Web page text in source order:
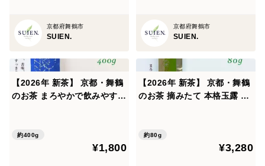
日常に、少しだけ特別な一杯を。
京都府舞鶴市
SUIEN.
京都府舞鶴市
SUIEN.
【2026年 新茶】 京都・舞鶴
のお茶 まろやかで飲みやすい
約400g
¥1,800
【2026年 新茶】 京都・舞鶴
のお茶 摘みたて 本格玉露 80
約80g
¥3,280